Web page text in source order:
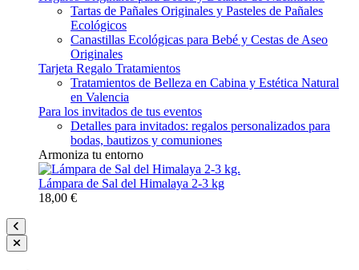
Tartas de Pañales Originales y Pasteles de Pañales
Ecológicos
Canastillas Ecológicas para Bebé y Cestas de Aseo
Originales
Tarjeta Regalo Tratamientos
Tratamientos de Belleza en Cabina y Estética Natural
en Valencia
Para los invitados de tus eventos
Detalles para invitados: regalos personalizados para
bodas, bautizos y comuniones
Armoniza tu entorno
Lámpara de Sal del Himalaya 2-3 kg
18,00 €